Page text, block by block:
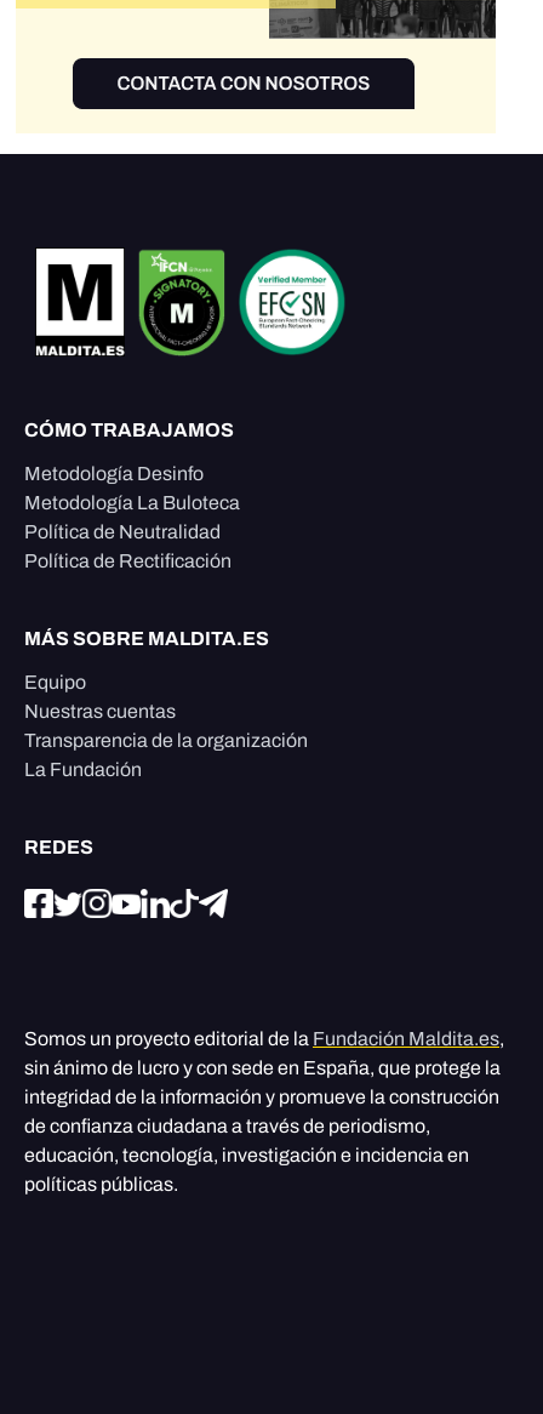
CÓMO TRABAJAMOS
Metodología Desinfo
Metodología La Buloteca
Política de Neutralidad
Política de Rectificación
MÁS SOBRE MALDITA.ES
Equipo
Nuestras cuentas
Transparencia de la organización
La Fundación
REDES
Somos un proyecto editorial de la Fundación Maldita.es,
sin ánimo de lucro y con sede en España, que protege la
integridad de la información y promueve la construcción
de confianza ciudadana a través de periodismo,
educación, tecnología, investigación e incidencia en
políticas públicas.